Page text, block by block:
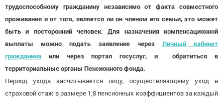
трудоспособному гражданину независимо от факта совместного
проживания и от того, является ли он членом его семьи, это может
быть и посторонний человек. Для назначения компенсационной
выплаты можно подать заявление через Личный кабинет
гражданина или через портал госуслуг, и обратиться в
территориальные органы Пенсионного фонда.
Период ухода засчитывается лицу, осуществляющему уход в
страховой стаж в размере 1,8 пенсионных коэффициентов за каждый